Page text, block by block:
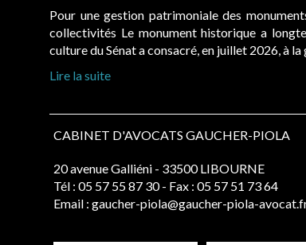
Pour une gestion patrimoniale des
collectivités Le monument historique a
culture du Sénat a consacré, en juillet 2026, à la
Lire la suite
CABINET D'AVOCATS GAUCHER-PIOLA
20 avenue Galliéni - 33500 LIBOURNE
Tél : 05 57 55 87 30 - Fax : 05 57 51 73 64
Email : gaucher-piola@gaucher-piola-